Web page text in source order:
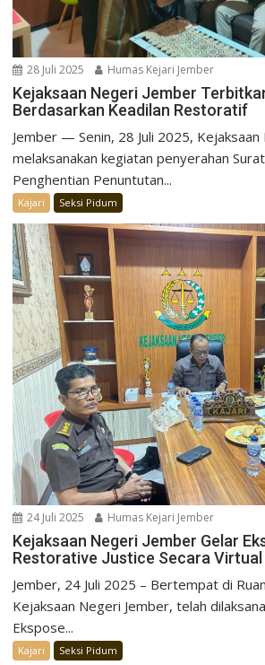
28 Juli 2025 Humas Kejari Jember
Kejaksaan Negeri Jember
Berdasarkan Keadilan Restoratif
Jember — Senin, 28 Juli 2025,
melaksanakan kegiatan penyerahan
Penghentian Penuntutan...
Kajari Seksi Pidum
24 Juli 2025 Humas Kejari Jember
Kejaksaan Negeri Jember Gelar
Restorative Justice Secara Virtual
Jember, 24 Juli 2025 – Bertempat di
Kejaksaan Negeri Jember, telah
Ekspose...
Kajari Seksi Pidum